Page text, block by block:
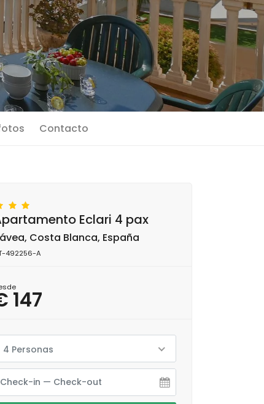
Contacto
Eclari 4 pax
Costa Blanca, España
492256-A
147
4 Personas